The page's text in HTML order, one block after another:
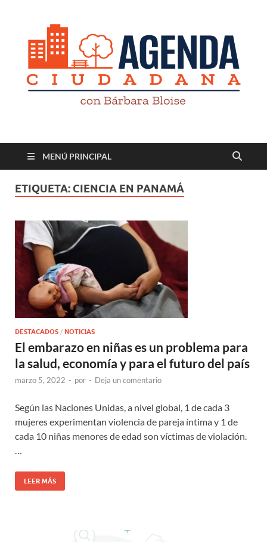
Revista digital
MENÚ PRINCIPAL
ETIQUETA: CIENCIA EN PANAMÁ
DESTACADOS / NOTICIAS
El embarazo en niñas es un problema para
la salud, economía y para el futuro del país
marzo 5, 2022 - por - Deja un comentario
Según las Naciones Unidas, a nivel global, 1 de cada 3
mujeres experimentan violencia de pareja íntima y 1 de
cada 10 niñas menores de edad son víctimas de violación.
…
LEER MÁS